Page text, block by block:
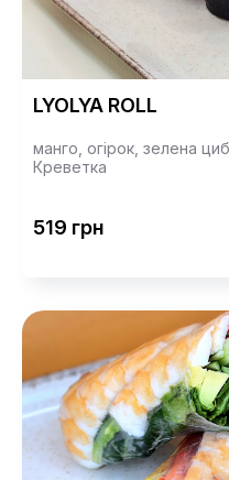
LYOLYA ROLL
манго, огірок, зелена
Креветка
519 грн